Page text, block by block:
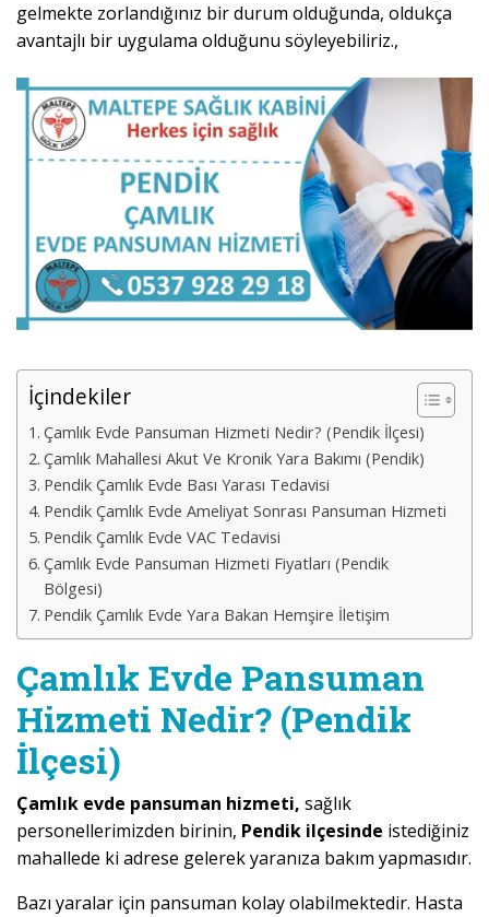
gelmekte zorlandığınız bir durum olduğunda, oldukça
avantajlı bir uygulama olduğunu söyleyebiliriz.,
İçindekiler
Çamlık Evde Pansuman Hizmeti Nedir? (Pendik İlçesi)
Çamlık Mahallesi Akut Ve Kronik Yara Bakımı (Pendik)
Pendik Çamlık Evde Bası Yarası Tedavisi
Pendik Çamlık Evde Ameliyat Sonrası Pansuman Hizmeti
Pendik Çamlık Evde VAC Tedavisi
Çamlık Evde Pansuman Hizmeti Fiyatları (Pendik
Bölgesi)
Pendik Çamlık Evde Yara Bakan Hemşire İletişim
Çamlık Evde Pansuman
Hizmeti Nedir? (Pendik
İlçesi)
Çamlık evde pansuman hizmeti, sağlık
personellerimizden birinin, Pendik ilçesinde istediğiniz
mahallede ki adrese gelerek yaranıza bakım yapmasıdır.
Bazı yaralar için pansuman kolay olabilmektedir. Hasta